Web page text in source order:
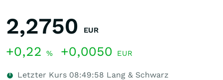
2,2750 EUR
+0,22 % +0,0050 EUR
Letzter Kurs 08:49:58 Lang & Schwarz